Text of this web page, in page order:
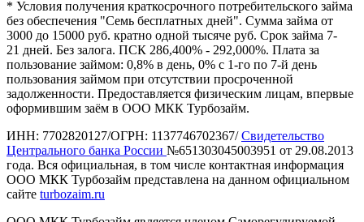
* Условия получения краткосрочного потребительского займа
без обеспечения "Семь бесплатных дней". Сумма займа от
3000 до 15000 руб. кратно одной тысяче руб. Срок займа 7-
21 дней. Без залога. ПСК 286,400% - 292,000%. Плата за
пользование займом: 0,8% в день, 0% с 1-го по 7-й день
пользования займом при отсутствии просроченной
задолженности. Предоставляется физическим лицам, впервые
оформившим заём в ООО МКК Турбозайм.
ИНН: 7702820127/ОГРН: 1137746702367/Свидетельство
Центрального банка России №651303045003951 от 29.08.2013
года. Вся официальная, в том числе контактная информация
ООО МКК Турбозайм представлена на данном официальном
сайте turbozaim.ru